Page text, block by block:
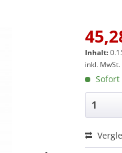
Inhalt:
inkl. MwSt.
Sofort